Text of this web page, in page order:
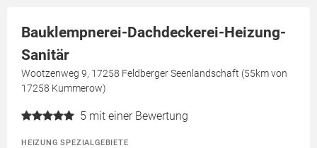
Bauklempnerei-Dachdeckerei-Heizung-
Sanitär
Wootzenweg 9, 17258 Feldberger Seenlandschaft (55km von
17258 Kummerow)
5 mit einer Bewertung
HEIZUNG SPEZIALGEBIETE